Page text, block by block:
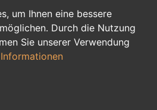
um Ihnen eine bessere
Durch die Nutzung
Sie unserer Verwendung
Sekretariat
Nebenjobs
duale Ausbildung